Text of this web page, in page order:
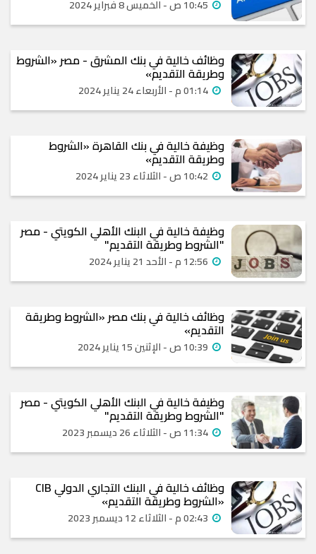
وظائف خالية في بنك المشرق - مصر «الشروط
وطريقة التقديم»
وظيفة خالية في بنك القاهرة «الشروط
وطريقة التقديم»
وظيفة خالية في البنك الأهلي الكويتي - مصر
"الشروط وطريقة التقديم"
وظائف خالية في بنك مصر «الشروط وطريقة
التقديم»
وظيفة خالية في البنك الأهلي الكويتي - مصر
"الشروط وطريقة التقديم"
وظائف خالية في البنك التجاري الدولي CIB
«الشروط وطريقة التقديم»